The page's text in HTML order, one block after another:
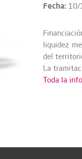
Fecha: 10/
liquidez
del
La
Toda la